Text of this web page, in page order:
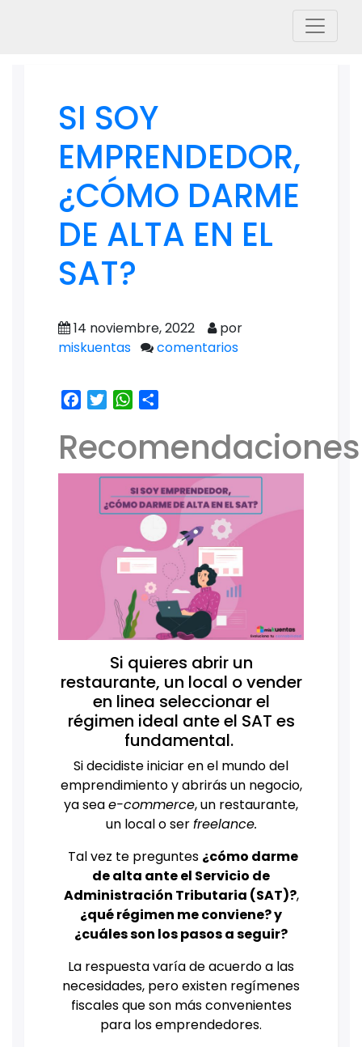
SI SOY
EMPRENDEDOR,
¿CÓMO DARME
DE ALTA EN EL
SAT?
14 noviembre, 2022
por
miskuentas
comentarios
Facebook
TwitterWhatsApp
Recomendaciones
Si quieres abrir un
restaurante, un local o vender
en linea seleccionar el
régimen ideal ante el SAT es
fundamental.
Si decidiste iniciar en el mundo del
emprendimiento y abrirás un negocio,
ya seae-commerce, un restaurante,
un local o serfreelance.
Tal vez te preguntes ¿cómo darme
de alta ante el Servicio de
Administración Tributaria (SAT)?,
¿qué régimen me conviene? y
¿cuáles son los pasos a seguir?
La respuesta varía de acuerdo a las
necesidades, pero existen regímenes
fiscales que son más convenientes
para los emprendedores.